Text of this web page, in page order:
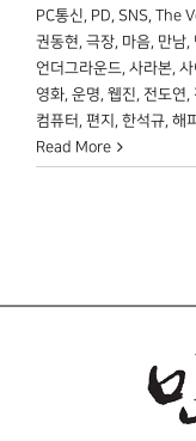
PC통신, PD, SNS, The
권동현, 극장, 마음, 만남,
언더그라운드, 사라본, 사
영화, 운명, 웹진, 전도연,
컴퓨터 , 편지 , 한석규, 해
Read More